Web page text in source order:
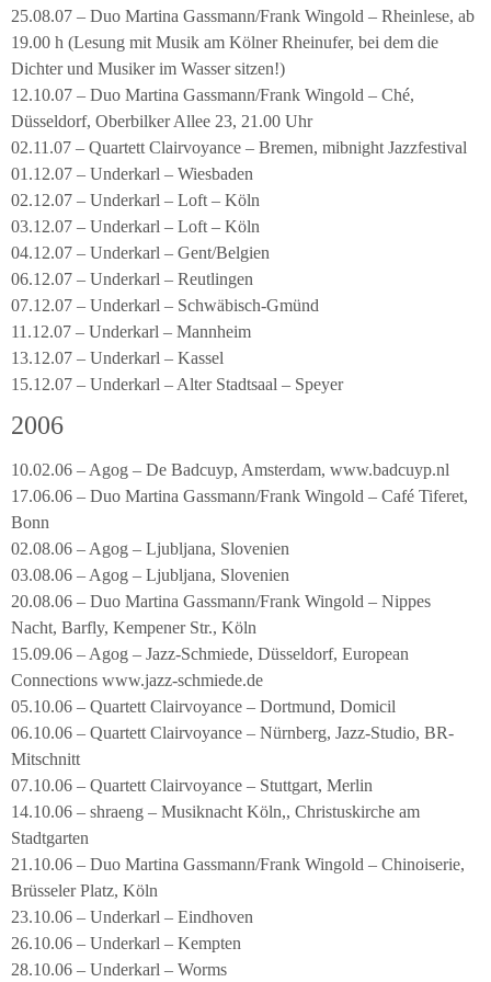
25.08.07 – Duo Martina Gassmann/Frank Wingold – Rheinlese, ab
19.00 h (Lesung mit Musik am Kölner Rheinufer, bei dem die
Dichter und Musiker im Wasser sitzen!)
12.10.07 – Duo Martina Gassmann/Frank Wingold – Ché,
Düsseldorf, Oberbilker Allee 23, 21.00 Uhr
02.11.07 – Quartett Clairvoyance – Bremen, mibnight Jazzfestival
01.12.07 – Underkarl – Wiesbaden
02.12.07 – Underkarl – Loft – Köln
03.12.07 – Underkarl – Loft – Köln
04.12.07 – Underkarl – Gent/Belgien
06.12.07 – Underkarl – Reutlingen
07.12.07 – Underkarl – Schwäbisch-Gmünd
11.12.07 – Underkarl – Mannheim
13.12.07 – Underkarl – Kassel
15.12.07 – Underkarl – Alter Stadtsaal – Speyer
2006
10.02.06 – Agog – De Badcuyp, Amsterdam, www.badcuyp.nl
17.06.06 – Duo Martina Gassmann/Frank Wingold – Café Tiferet,
Bonn
02.08.06 – Agog – Ljubljana, Slovenien
03.08.06 – Agog – Ljubljana, Slovenien
20.08.06 – Duo Martina Gassmann/Frank Wingold – Nippes
Nacht, Barfly, Kempener Str., Köln
15.09.06 – Agog – Jazz-Schmiede, Düsseldorf, European
Connections www.jazz-schmiede.de
05.10.06 – Quartett Clairvoyance – Dortmund, Domicil
06.10.06 – Quartett Clairvoyance – Nürnberg, Jazz-Studio, BR-
Mitschnitt
07.10.06 – Quartett Clairvoyance – Stuttgart, Merlin
14.10.06 – shraeng – Musiknacht Köln,, Christuskirche am
Stadtgarten
21.10.06 – Duo Martina Gassmann/Frank Wingold – Chinoiserie,
Brüsseler Platz, Köln
23.10.06 – Underkarl – Eindhoven
26.10.06 – Underkarl – Kempten
28.10.06 – Underkarl – Worms